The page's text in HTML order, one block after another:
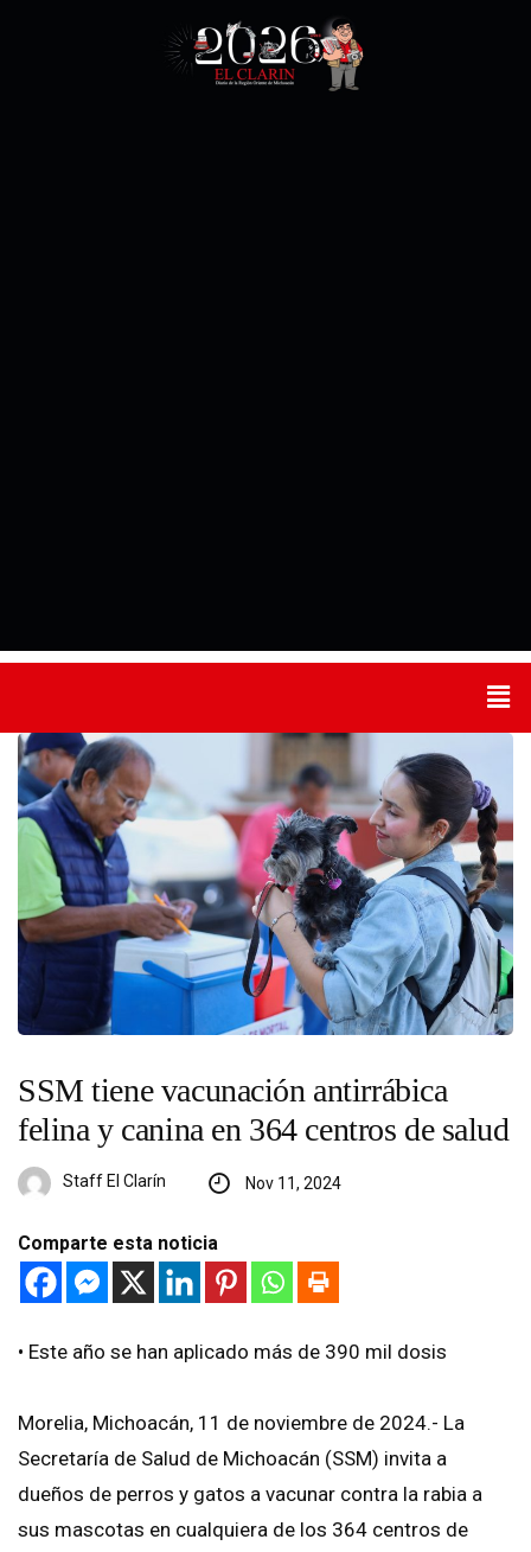
SSM tiene vacunación antirrábica
felina y canina en 364 centros de salud
Staff El Clarín Nov 11, 2024
Comparte esta noticia
•⁠ ⁠Este año se han aplicado más de 390 mil dosis
Morelia, Michoacán, 11 de noviembre de 2024.- La
Secretaría de Salud de Michoacán (SSM) invita a
dueños de perros y gatos a vacunar contra la rabia a
sus mascotas en cualquiera de los 364 centros de